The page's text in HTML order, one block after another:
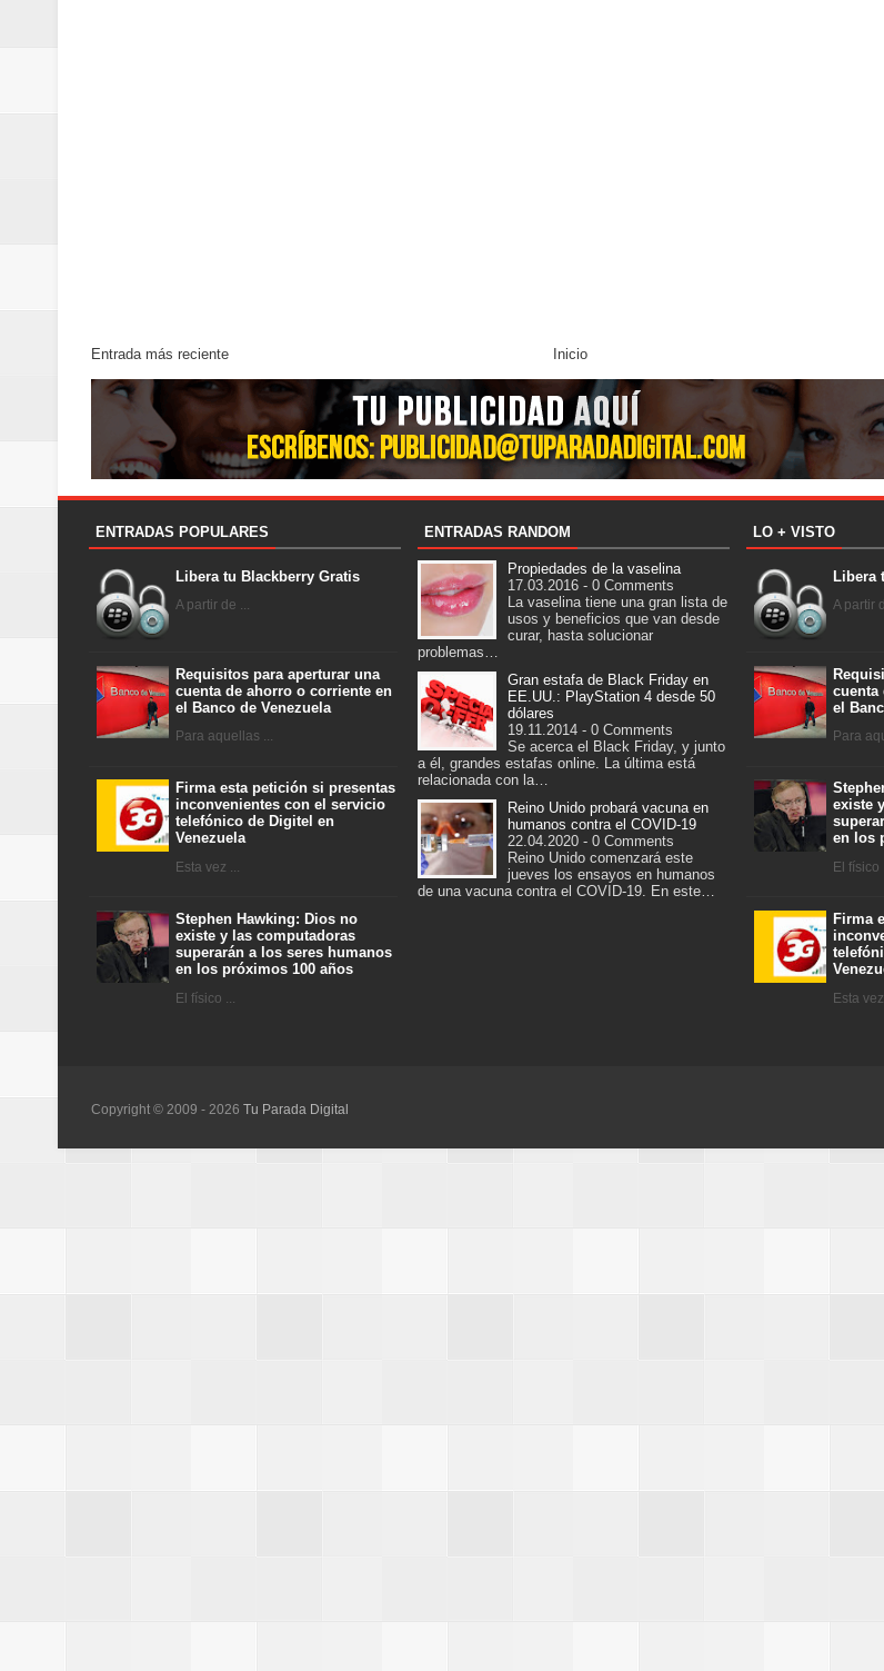
Entrada más reciente Inicio
ENTRADAS POPULARES
Libera tu Blackberry Gratis
A partir de ...
Requisitos para aperturar una
cuenta de ahorro o corriente en
el Banco de Venezuela
Para aquellas ...
Firma esta petición si presentas
inconvenientes con el servicio
telefónico de Digitel en
Venezuela
Esta vez ...
Stephen Hawking: Dios no
existe y las computadoras
superarán a los seres humanos
en los próximos 100 años
El físico ...
ENTRADAS RANDOM
Propiedades de la vaselina
17.03.2016 - 0 Comments
La vaselina tiene una gran lista de
usos y beneficios que van desde
curar, hasta solucionar
problemas…
Gran estafa de Black Friday en
EE.UU.: PlayStation 4 desde 50
dólares
19.11.2014 - 0 Comments
Se acerca el Black Friday, y junto
a él, grandes estafas online. La última está
relacionada con la…
Reino Unido probará vacuna en
humanos contra el COVID-19
22.04.2020 - 0 Comments
Reino Unido comenzará este
jueves los ensayos en humanos
de una vacuna contra el COVID-19. En este…
LO + VISTO
Libera
A partir
cuenta
el
Para
existe
en los
El físico
Firma
Esta vez
Copyright © 2009 - 2026 Tu Parada Digital